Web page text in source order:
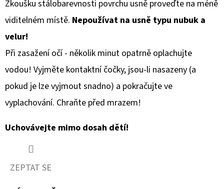
Zkoušku stálobarevnosti povrchu usně proveďte na méně
viditelném místě. Nepoužívat na usně typu nubuk a
velur!
Při zasažení očí - několik minut opatrně oplachujte
vodou! Vyjměte kontaktní čočky, jsou-li nasazeny (a
pokud je lze vyjmout snadno) a pokračujte ve
vyplachování. Chraňte před mrazem!
Uchovávejte mimo dosah dětí!
ZEPTAT SE